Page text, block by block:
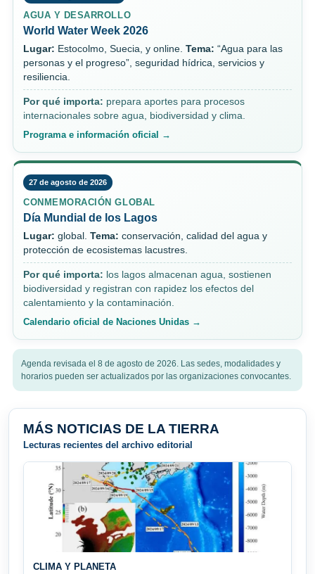
AGUA Y DESARROLLO
World Water Week 2026
Lugar: Estocolmo, Suecia, y online. Tema: “Agua para las
personas y el progreso”, seguridad hídrica, servicios y
resiliencia.
Por qué importa: prepara aportes para procesos
internacionales sobre agua, biodiversidad y clima.
Programa e información oficial →
27 de agosto de 2026
CONMEMORACIÓN GLOBAL
Día Mundial de los Lagos
Lugar: global. Tema: conservación, calidad del agua y
protección de ecosistemas lacustres.
Por qué importa: los lagos almacenan agua, sostienen
biodiversidad y registran con rapidez los efectos del
calentamiento y la contaminación.
Calendario oficial de Naciones Unidas →
Agenda revisada el 8 de agosto de 2026. Las sedes, modalidades y
horarios pueden ser actualizados por las organizaciones convocantes.
MÁS NOTICIAS DE LA TIERRA
Lecturas recientes del archivo editorial
CLIMA Y PLANETA